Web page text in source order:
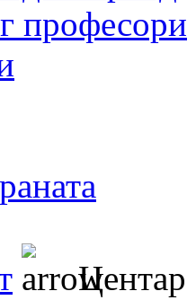
професори
Центар